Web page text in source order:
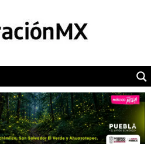
POLÍTICA
OPINIÓN